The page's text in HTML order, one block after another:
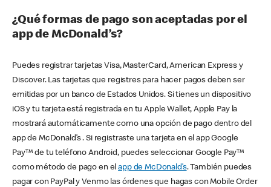
¿Qué formas de pago son aceptadas por el
app de McDonald’s?
Puedes registrar tarjetas Visa, MasterCard, American Express y
Discover. Las tarjetas que registres para hacer pagos deben ser
emitidas por un banco de Estados Unidos. Si tienes un dispositivo
iOS y tu tarjeta está registrada en tu Apple Wallet, Apple Pay la
mostrará automáticamente como una opción de pago dentro del
app de McDonald’s . Si registraste una tarjeta en el app Google
Pay™ de tu teléfono Android, puedes seleccionar Google Pay™
como método de pago en elapp de McDonald’s. También puedes
pagar con PayPal y Venmo las órdenes que hagas con Mobile Order